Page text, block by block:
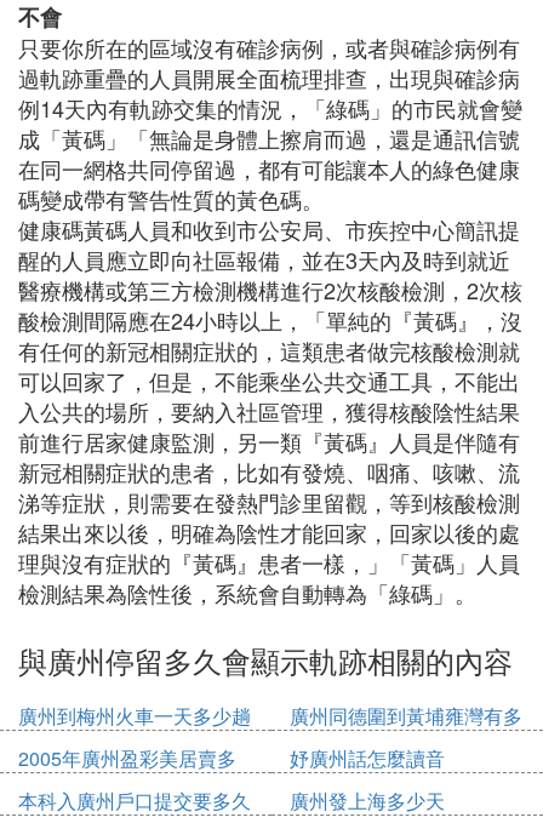
不會
只要你所在的區域沒有確診病例，或者與確診病例有
過軌跡重疊的人員開展全面梳理排查，出現與確診病
例14天內有軌跡交集的情況，「綠碼」的市民就會變
成「黃碼」「無論是身體上擦肩而過，還是通訊信號
在同一網格共同停留過，都有可能讓本人的綠色健康
碼變成帶有警告性質的黃色碼。
健康碼黃碼人員和收到市公安局、市疾控中心簡訊提
醒的人員應立即向社區報備，並在3天內及時到就近
醫療機構或第三方檢測機構進行2次核酸檢測，2次核
酸檢測間隔應在24小時以上，「單純的『黃碼』，沒
有任何的新冠相關症狀的，這類患者做完核酸檢測就
可以回家了，但是，不能乘坐公共交通工具，不能出
入公共的場所，要納入社區管理，獲得核酸陰性結果
前進行居家健康監測，另一類『黃碼』人員是伴隨有
新冠相關症狀的患者，比如有發燒、咽痛、咳嗽、流
涕等症狀，則需要在發熱門診里留觀，等到核酸檢測
結果出來以後，明確為陰性才能回家，回家以後的處
理與沒有症狀的『黃碼』患者一樣，」「黃碼」人員
檢測結果為陰性後，系統會自動轉為「綠碼」。
與廣州停留多久會顯示軌跡相關的內容
廣州到梅州火車一天多少趟
廣州同德圍到黃埔雍灣有多
少公里
2005年廣州盈彩美居賣多
少錢
妤廣州話怎麼讀音
本科入廣州戶口提交要多久
廣州發上海多少天